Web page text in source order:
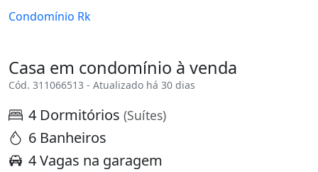
Condomínio Rk
Casa em condomínio à venda
Cód. 311066513 - Atualizado há 30 dias
4 Dormitórios (Suítes)
6 Banheiros
4 Vagas na garagem